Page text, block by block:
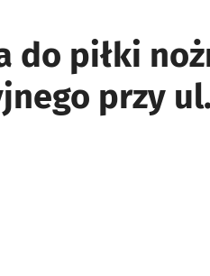
do piłki
przy ul.